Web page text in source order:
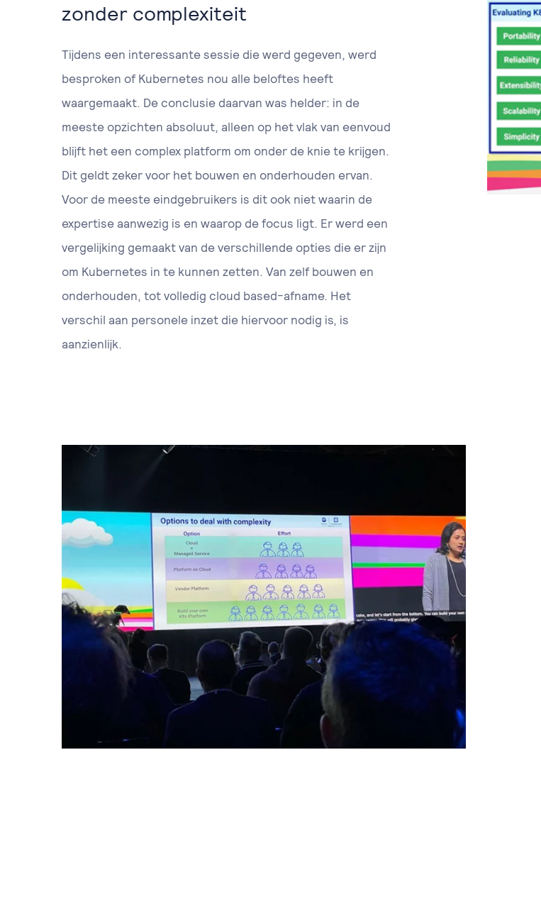
zonder complexiteit
Tijdens een interessante sessie die werd gegeven, werd
besproken of Kubernetes nou alle beloftes heeft
waargemaakt. De conclusie daarvan was helder: in de
meeste opzichten absoluut, alleen op het vlak van eenvoud
blijft het een complex platform om onder de knie te krijgen.
Dit geldt zeker voor het bouwen en onderhouden ervan.
Voor de meeste eindgebruikers is dit ook niet waarin de
expertise aanwezig is en waarop de focus ligt. Er werd een
vergelijking gemaakt van de verschillende opties die er zijn
om Kubernetes in te kunnen zetten. Van zelf bouwen en
onderhouden, tot volledig cloud based-afname. Het
verschil aan personele inzet die hiervoor nodig is, is
aanzienlijk.